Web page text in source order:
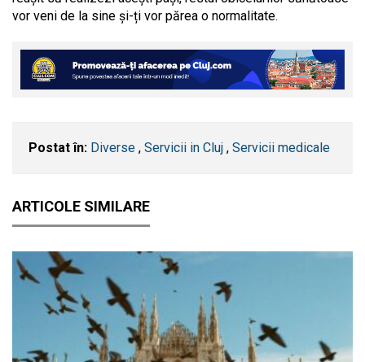
vor veni de la sine și-ți vor părea o normalitate.
Postat în: Diverse , Servicii in Cluj , Servicii medicale
ARTICOLE SIMILARE